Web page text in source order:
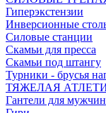
Гиперэкстензии
Инверсионные
Силовые станции
Скамьи для пресса
Скамьи под штангу
Турники - брусья
ТЯЖЕЛАЯ
Гантели для мужчин